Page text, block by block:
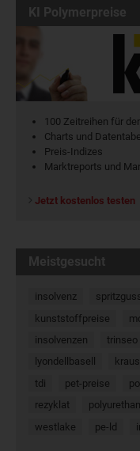
KI Polymerpreise
100 Zeitreihen für
Charts und
Preis-Indizes
Marktreports und
Jetzt kostenlos testen
Meistgesucht
insolvenz
kunststoffpreise
insolvenzen
trinseo
lyondellbasell
tdi
pet-preise
rezyklat
polyurethan
westlake
pe-ld